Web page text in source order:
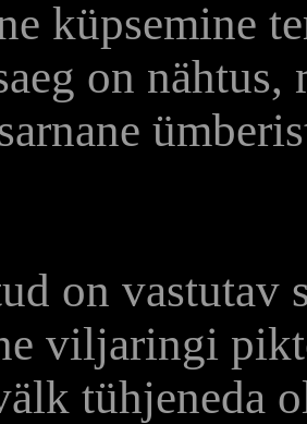
küpsemine
on nähtus,
on vastutav
viljaringi
tühjeneda